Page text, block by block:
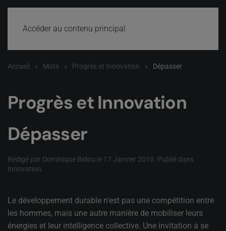
Accéder au contenu principal
Accueil Mots Progrès et Innovation Dépasser
Progrès et Innovation
Dépasser
Rédigé par Dominique Bidou le 17 Janvier 2010 . Publié dans
Innovation
Le développement durable n'est pas une compétition entre
les hommes, mais une autre manière de mobiliser leurs
énergies et leur intelligence collective. Une invitation à se